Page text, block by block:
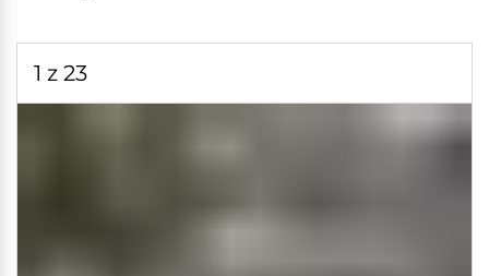
1 z 23